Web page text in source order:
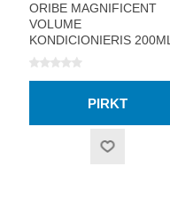
ORIBE MAGNIFICENT
VOLUME
KONDICIONIERIS 200ML